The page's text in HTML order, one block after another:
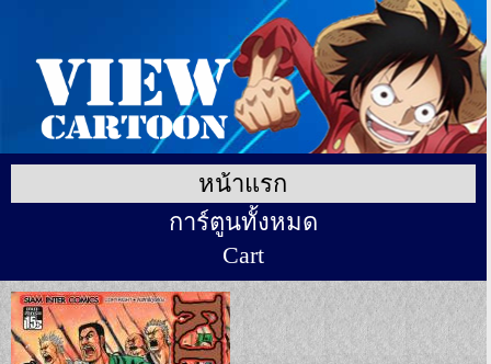
หน้าแรก
การ์ตูนทั้งหมด
Cart